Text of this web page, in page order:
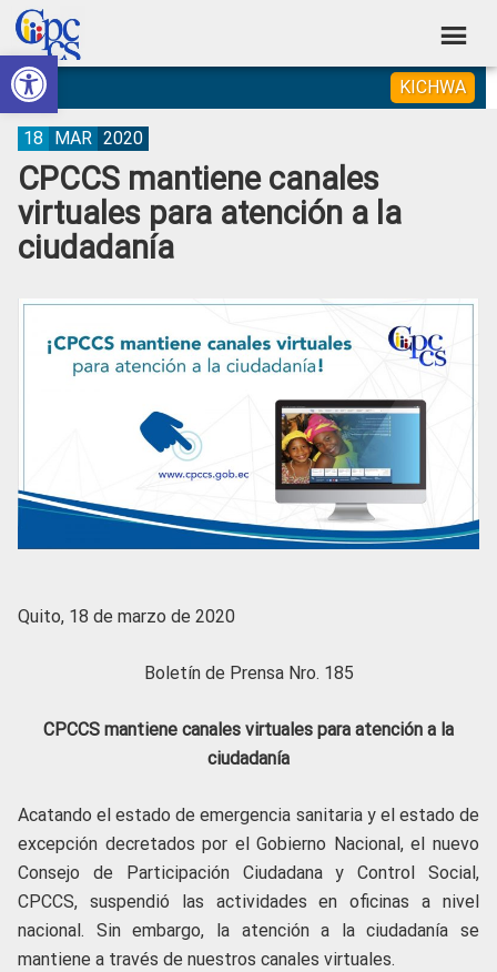
Abrir barra de herramientas
Skip
to
primary
navigation
Skip
to
main
content
Skip
to
primary
sidebar
Skip
to
footer
Consejo
de
Participación
Ciudadana
Control
Construyendo
Poder
Ciudadano
KICHWA
CPCCS mantiene canales
virtuales para atención a la
ciudadanía
18 MAR 2020
Quito, 18 de marzo de 2020
Boletín de Prensa Nro. 185
CPCCS mantiene canales virtuales para atención a la
ciudadanía
Acatando el estado de emergencia sanitaria y el estado de
excepción decretados por el Gobierno Nacional, el nuevo
Consejo de Participación Ciudadana y Control Social,
CPCCS, suspendió las actividades en oficinas a nivel
nacional. Sin embargo, la atención a la ciudadanía se
mantiene a través de nuestros canales virtuales.